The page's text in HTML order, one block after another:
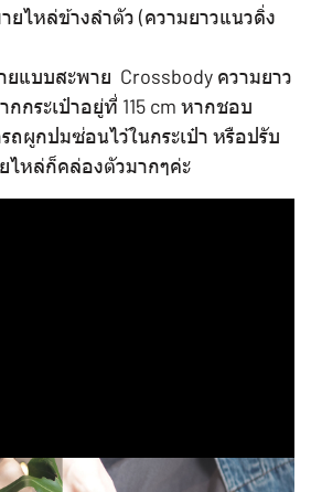
ยไหล่ข้างลำตัว (ความยาวแนวดิ่ง
ยแบบสะพาย Crossbody ความยาว
กระเป๋าอยู่ที่ 115 cm หากชอบ
ถผูกปมซ่อนไว้ในกระเป๋า หรือปรับ
ไหล่ก็คล่องตัวมากๆค่ะ